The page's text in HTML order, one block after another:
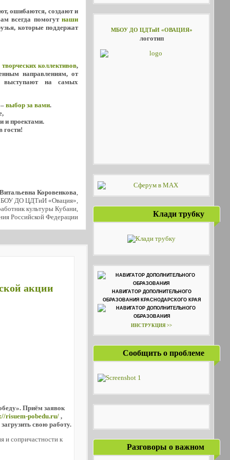
ошибаются, создают и
всегда помогутнаши
которые поддержат
творческих коллективов,
направлениям, от
выступают на самых
выбор за вами.
и проектами.
гости!
Коровенкова,
ДО ЦДТиИ «Овация»,
культуры Кубани,
Российской Федерации
акции
Приём заявок
risuem-pobedu.ru/ ,
свою работу.
и сопричастности к
МБОУ ДО ЦДТиИ «ОВАЦИЯ»
логотип
Клади трубку
НАВИГАТОР ДОПОЛНИТЕЛЬНОГО
ОБРАЗОВАНИЯ КРАСНОДАРСКОГО КРАЯ
ИНСТРУКЦИЯ >>
Сообщить о проблеме
Разговоры о важном